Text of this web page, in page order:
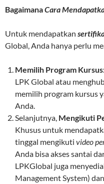
BagaimanaCara
Untuk mendapatkan
Global, Anda hanya perlu
Memilih Program
LPK Global atau
memilih program kursus
Anda.
Selanjutnya, Mengikuti
Khusus untuk
tinggal mengikuti video
Anda bisa akses santai
LPKGlobal juga
Management System)